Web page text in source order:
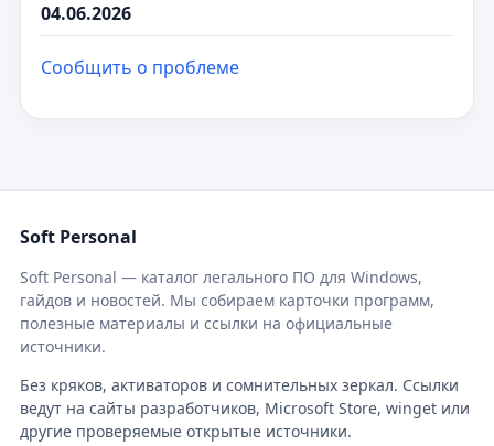
04.06.2026
Сообщить о проблеме
Soft Personal
Soft Personal — каталог легального ПО для Windows,
гайдов и новостей. Мы собираем карточки программ,
полезные материалы и ссылки на официальные
источники.
Без кряков, активаторов и сомнительных зеркал. Ссылки
ведут на сайты разработчиков, Microsoft Store, winget или
другие проверяемые открытые источники.